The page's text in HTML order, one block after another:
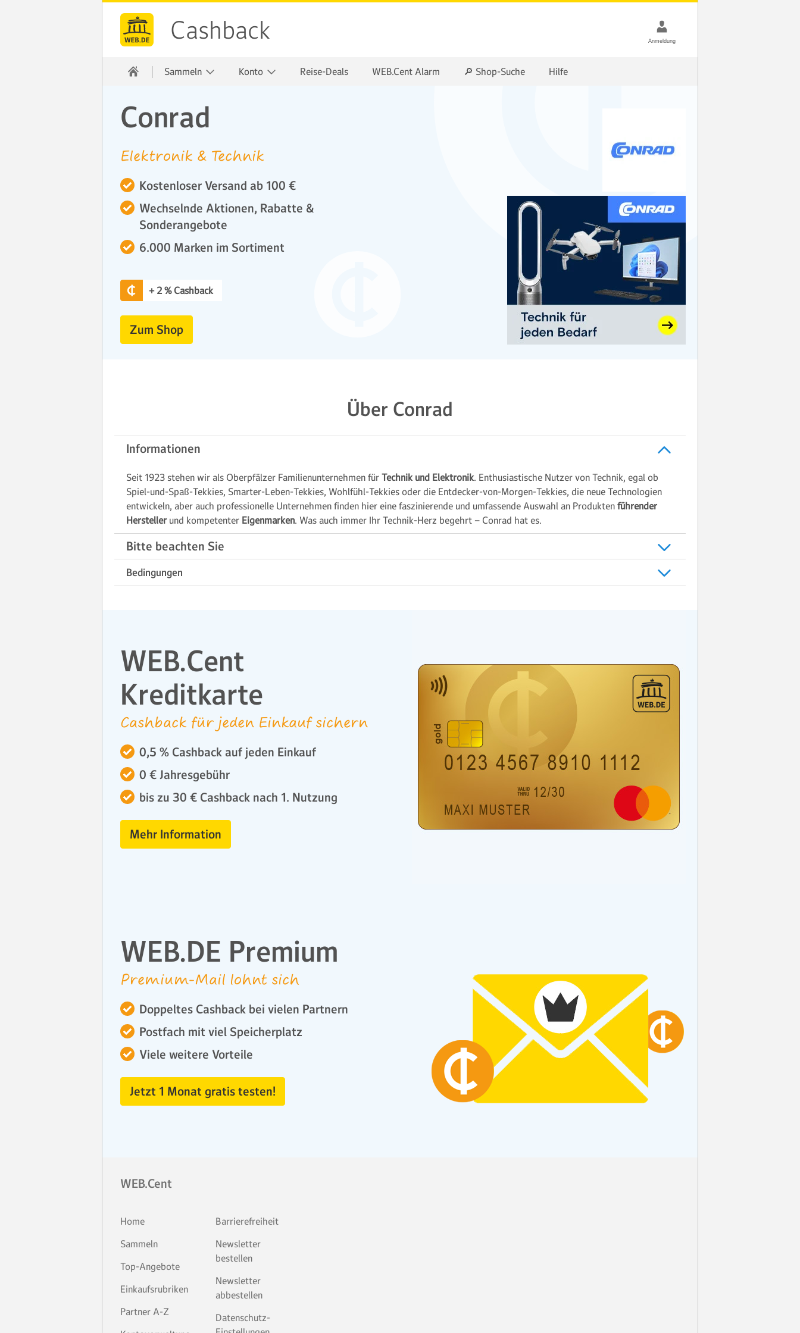
Cashback
Sammeln Konto Reise-Deals WEB.Cent Alarm 🔎 Shop-Suche Hilfe
Conrad
Elektronik & Technik
Kostenloser Versand ab 100 €
Wechselnde Aktionen, Rabatte &
Sonderangebote
6.000 Marken im Sortiment
+ 2 % Cashback
Zum Shop
Über Conrad
Informationen
Seit 1923 stehen wir als Oberpfälzer Familienunternehmen für Technik und Elektronik. Enthusiastische Nutzer von Technik, egal ob
Spiel-und-Spaß-Tekkies, Smarter-Leben-Tekkies, Wohlfühl-Tekkies oder die Entdecker-von-Morgen-Tekkies, die neue Technologien
entwickeln, aber auch professionelle Unternehmen finden hier eine faszinierende und umfassende Auswahl an Produkten führender
Hersteller und kompetenter Eigenmarken. Was auch immer Ihr Technik-Herz begehrt – Conrad hat es.
Bitte beachten Sie
Bedingungen
WEB.Cent
Kreditkarte
Cashback für jeden Einkauf sichern
0,5 % Cashback auf jeden Einkauf
0 € Jahresgebühr
bis zu 30 € Cashback nach 1. Nutzung
Mehr Information
WEB.DE Premium
Premium-Mail lohnt sich
Doppeltes Cashback bei vielen Partnern
Postfach mit viel Speicherplatz
Viele weitere Vorteile
Jetzt 1 Monat gratis testen!
WEB.Cent
Home
Sammeln
Top-Angebote
Einkaufsrubriken
Partner A-Z
Barrierefreiheit
Newsletter
bestellen
Newsletter
abbestellen
Datenschutz-